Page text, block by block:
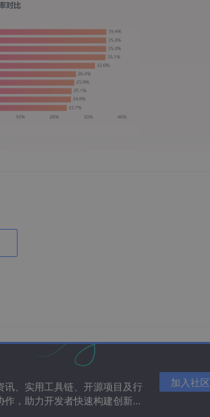
？
、实用工具链、开源项目及行
，助力开发者快速构建创新智
加入社区